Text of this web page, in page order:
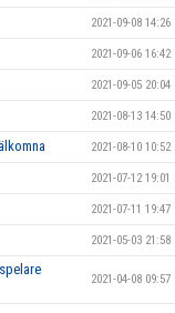
2021-09-08 14:26
2021-09-06 16:42
2021-09-05 20:04
2021-08-13 14:50
2021-08-10 10:52
2021-07-12 19:01
2021-07-11 19:47
2021-05-03 21:58
2021-04-08 09:57